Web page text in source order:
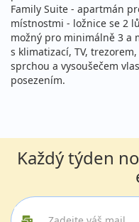
Family Suite - apartmán
místnostmi - ložnice se 2
možný pro minimálně 3 a
s klimatizací, TV,
sprchou a vysoušečem
posezením.
Každý týden